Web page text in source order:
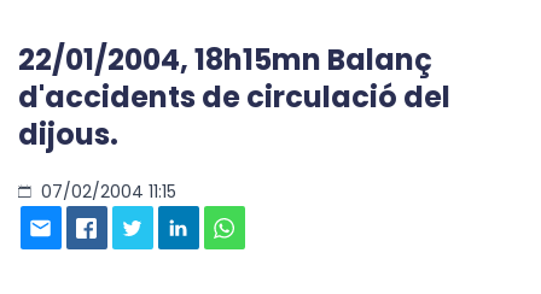
22/01/2004, 18h15mn Balanç
d'accidents de circulació del
dijous.
07/02/2004 11:15